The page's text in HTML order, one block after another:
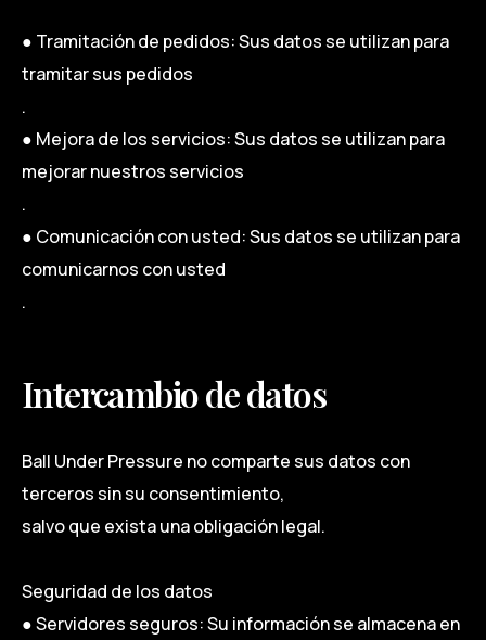
● Tramitación de pedidos: Sus datos se utilizan para
tramitar sus pedidos
.
● Mejora de los servicios: Sus datos se utilizan para
mejorar nuestros servicios
.
● Comunicación con usted: Sus datos se utilizan para
comunicarnos con usted
.
Intercambio de datos
Ball Under Pressure no comparte sus datos con
terceros sin su consentimiento,
salvo que exista una obligación legal.
Seguridad de los datos
● Servidores seguros: Su información se almacena en